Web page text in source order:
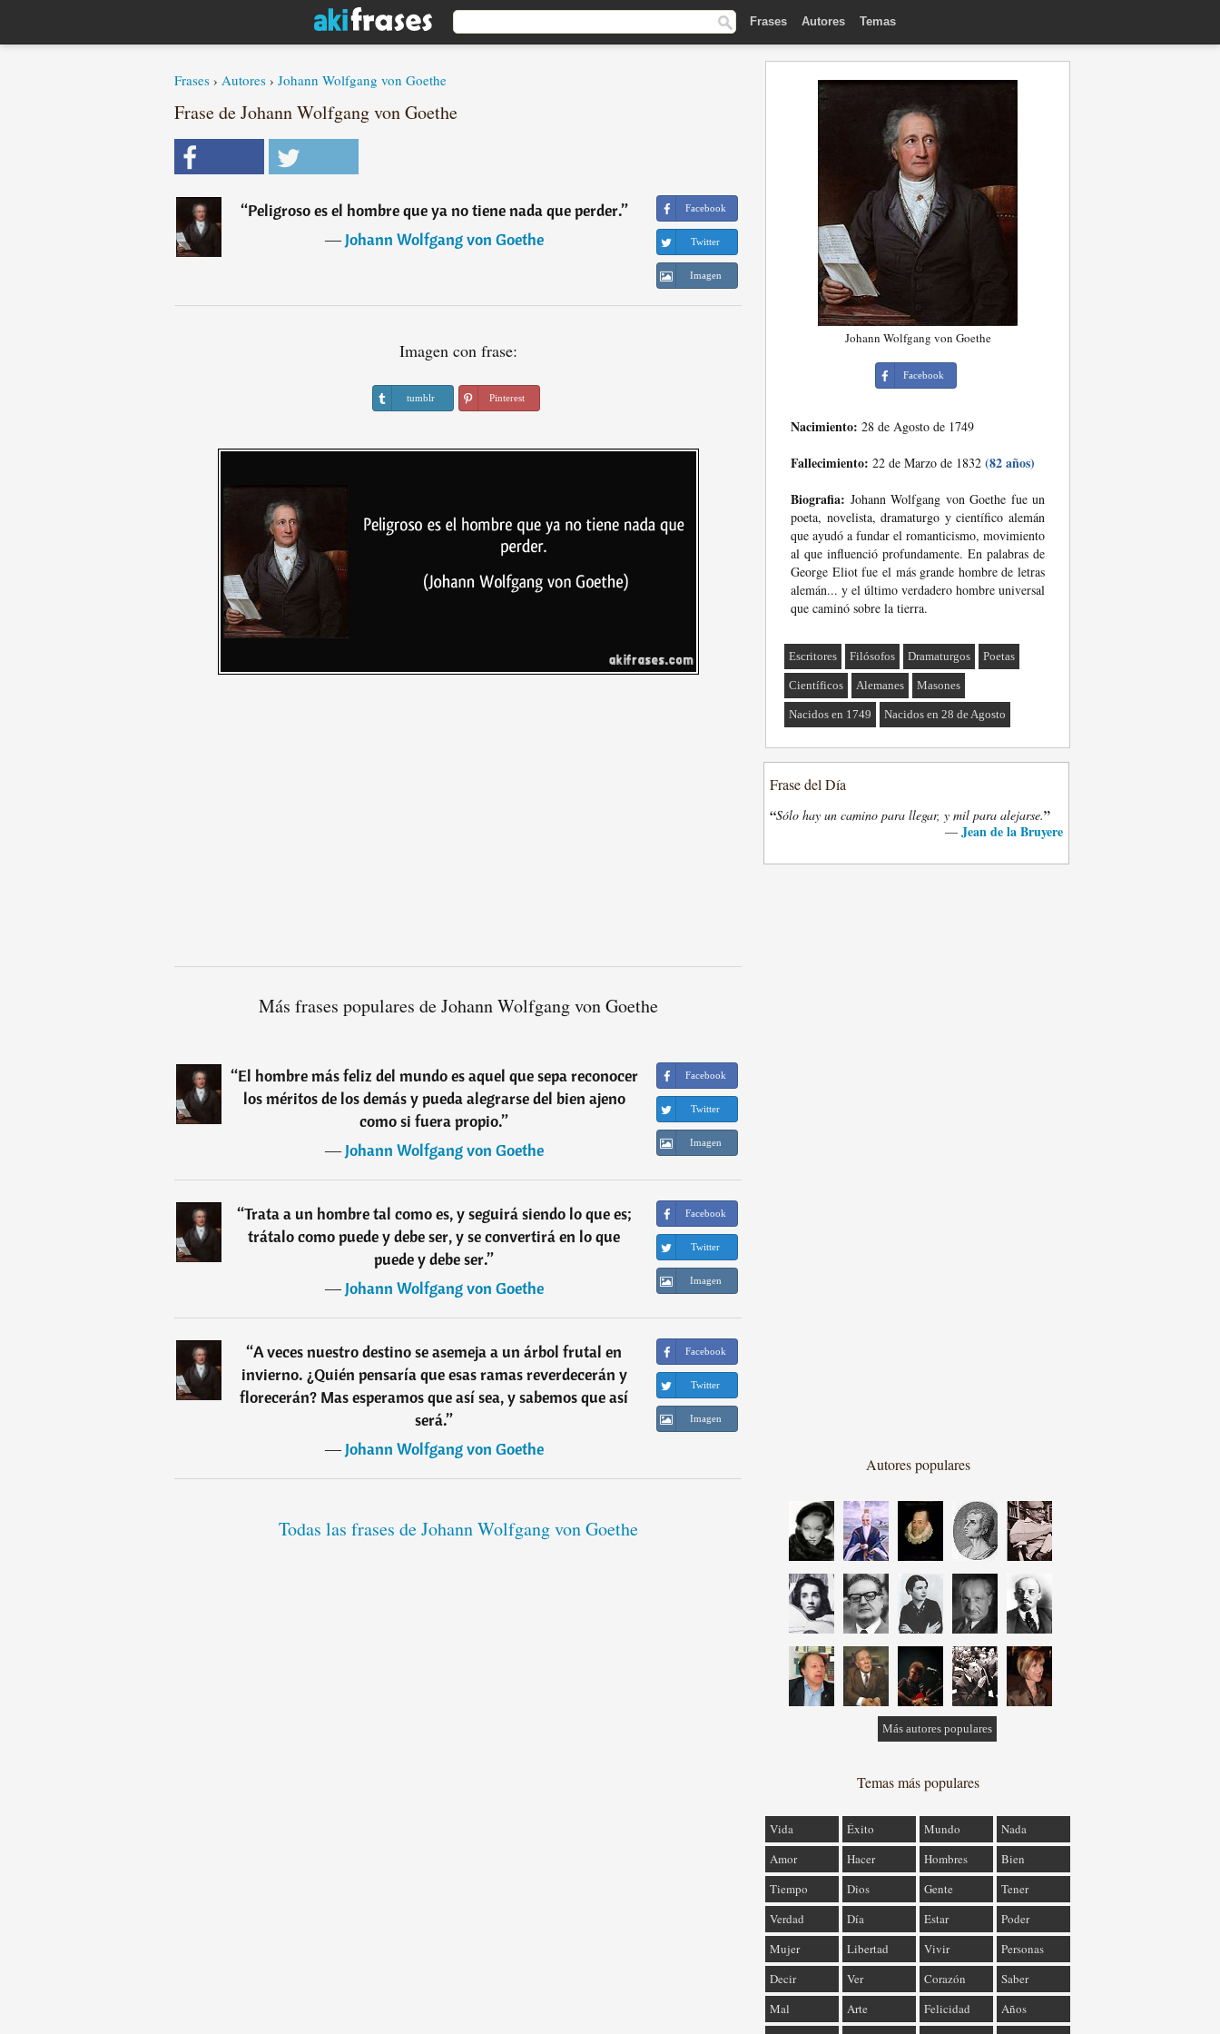
Frases Autores Temas
Frases › Autores › Johann Wolfgang von Goethe
Frase de Johann Wolfgang von Goethe
“Peligroso es el hombre que ya no tiene nada que perder.”
―Johann Wolfgang von Goethe
Facebook
Twitter
Imagen
Imagen con frase:
tumblr Pinterest
Más frases populares de Johann Wolfgang von Goethe
“El hombre más feliz del mundo es aquel que sepa reconocer
los méritos de los demás y pueda alegrarse del bien ajeno
como si fuera propio.”
―Johann Wolfgang von Goethe
Facebook
Twitter
Imagen
“Trata a un hombre tal como es, y seguirá siendo lo que es;
trátalo como puede y debe ser, y se convertirá en lo que
puede y debe ser.”
―Johann Wolfgang von Goethe
Facebook
Twitter
Imagen
“A veces nuestro destino se asemeja a un árbol frutal en
invierno. ¿Quién pensaría que esas ramas reverdecerán y
florecerán? Mas esperamos que así sea, y sabemos que así
será.”
―Johann Wolfgang von Goethe
Facebook
Twitter
Imagen
Todas las frases de Johann Wolfgang von Goethe
Johann Wolfgang von Goethe
Facebook
Nacimiento: 28 de Agosto de 1749
Fallecimiento: 22 de Marzo de 1832 (82 años)
Biografia: Johann Wolfgang von Goethe fue un
poeta, novelista, dramaturgo y científico alemán
que ayudó a fundar el romanticismo, movimiento
al que influenció profundamente. En palabras de
George Eliot fue el más grande hombre de letras
alemán... y el último verdadero hombre universal
que caminó sobre la tierra.
Escritores Filósofos Dramaturgos Poetas
Científicos Alemanes Masones
Nacidos en 1749 Nacidos en 28 de Agosto
Frase del Día
“Sólo hay un camino para llegar, y mil para alejarse.”
— Jean de la Bruyere
Autores populares
Más autores populares
Temas más populares
Vida Éxito Mundo
Nada
Amor
Hacer Hombres
Bien
Tiempo
Dios Gente
Tener
Verdad
Día Estar
Poder
Mujer
Libertad Vivir
Personas
Decir
Ver Corazón
Saber
Mal
Arte Felicidad
Años